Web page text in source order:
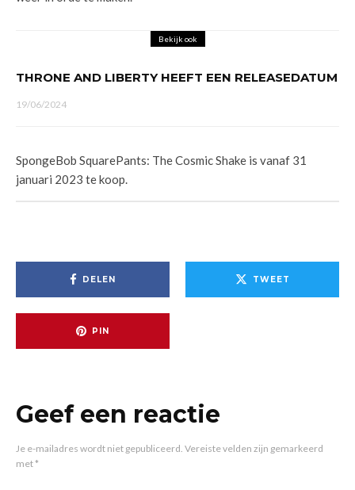
Bekijk ook
THRONE AND LIBERTY HEEFT EEN RELEASEDATUM
19/06/2024
SpongeBob SquarePants: The Cosmic Shake is vanaf 31
januari 2023 te koop.
DELEN TWEET
PIN
Geef een reactie
Je e-mailadres wordt niet gepubliceerd. Vereiste velden zijn gemarkeerd
met*